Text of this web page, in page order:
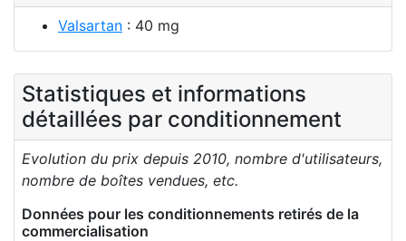
Valsartan : 40 mg
Statistiques et informations
détaillées par conditionnement
Evolution du prix depuis 2010, nombre d'utilisateurs,
nombre de boîtes vendues, etc.
Données pour les conditionnements retirés de la
commercialisation